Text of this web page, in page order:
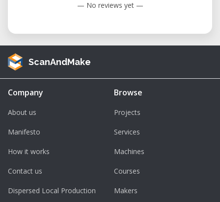
Alimentação: Comutação automática
entre 127V e 220V.
Materiais Suportados: Filamento PLA de
Diâmetro do Bico: 0,4 mm.
Resolução de Camada: Ajustável de 0,1
mm a 0,3 mm.
— No reviews yet —
ScanAndMake
Company
About us
Manifesto
How it works
Contact us
Dispersed Local Production
Browse
Projects
Services
Machines
Courses
Makers